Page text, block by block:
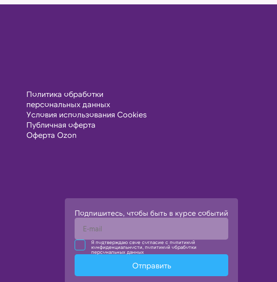
Политика обработки
персональных данных
Условия использования Cookies
Публичная оферта
Оферта Ozon
Подпишитесь, чтобы быть в курсе событий
Я подтверждаю свое согласие с политикой
конфиденциальности, политикой обработки
персональных данных
Отправить